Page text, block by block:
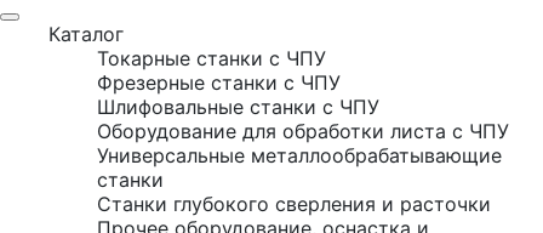
Каталог
Токарные станки с ЧПУ
Фрезерные станки с ЧПУ
Шлифовальные станки с ЧПУ
Оборудование для обработки листа с ЧПУ
Универсальные металлообрабатывающие
станки
Станки глубокого сверления и расточки
Прочее оборудование, оснастка и